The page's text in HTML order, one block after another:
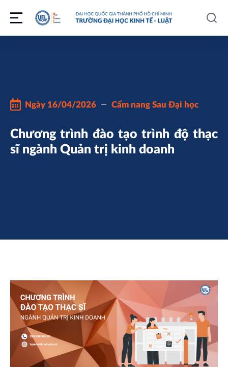
Ngày 16/04/2026 Cẩm nang Sau Đại học
Chương trình đào tạo trình độ thạc
sĩ ngành Quản trị kinh doanh